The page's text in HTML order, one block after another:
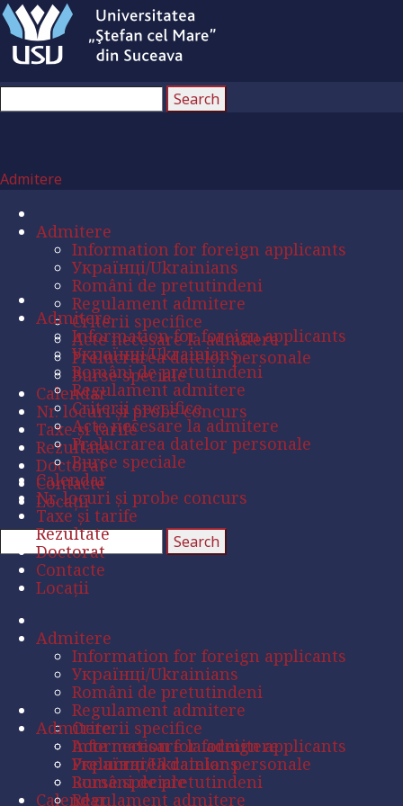
Admitere
Admitere
Information for foreign applicants
Українці/Ukrainians
Români de pretutindeni
Regulament admitere
Criterii specifice
Acte necesare la admitere
Prelucrarea datelor personale
Burse speciale
Calendar
Nr. locuri și probe concurs
Taxe și tarife
Rezultate
Doctorat
Contacte
Locații
Admitere
Information for foreign applicants
Українці/Ukrainians
Români de pretutindeni
Regulament admitere
Criterii specifice
Acte necesare la admitere
Prelucrarea datelor personale
Burse speciale
Calendar
Nr. locuri și probe concurs
Taxe și tarife
Rezultate
Doctorat
Contacte
Locații
Admitere
Information for foreign applicants
Українці/Ukrainians
Români de pretutindeni
Regulament admitere
Criterii specifice
Acte necesare la admitere
Prelucrarea datelor personale
Burse speciale
Calendar
Admitere
Information for foreign applicants
Українці/Ukrainians
Români de pretutindeni
Regulament admitere